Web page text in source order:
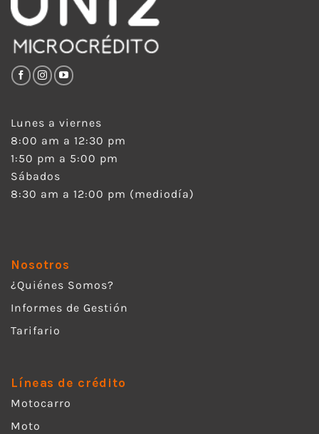
Lunes a viernes
8:00 am a 12:30 pm
1:50 pm a 5:00 pm
Sábados
8:30 am a 12:00 pm (mediodía)
Nosotros
¿Quiénes Somos?
Informes de Gestión
Tarifario
Líneas de crédito
Motocarro
Moto